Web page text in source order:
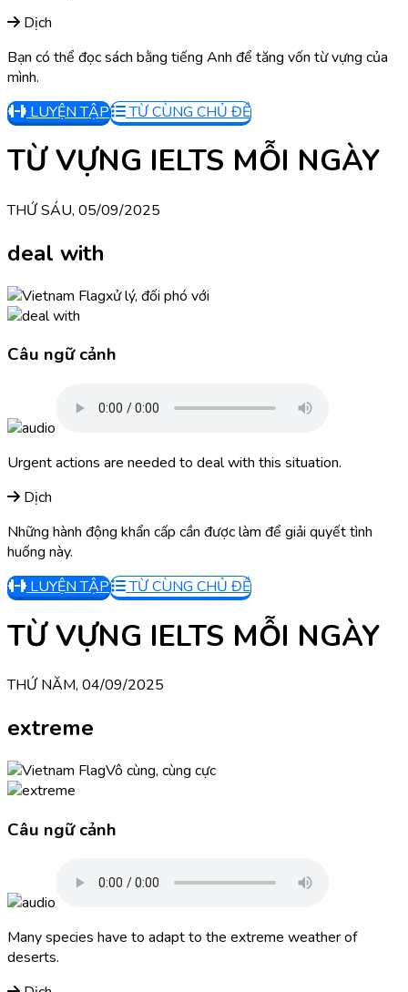
Dịch
Bạn có thể đọc sách bằng tiếng Anh để tăng vốn từ vựng của
mình.
LUYỆN TẬP
TỪ CÙNG CHỦ ĐỀ
TỪ VỰNG IELTS MỖI NGÀY
THỨ SÁU, 05/09/2025
deal with
xử lý, đối phó với
Câu ngữ cảnh
Urgent actions are needed to deal with this situation.
Dịch
Những hành động khẩn cấp cần được làm để giải quyết tình
huống này.
LUYỆN TẬP
TỪ CÙNG CHỦ ĐỀ
TỪ VỰNG IELTS MỖI NGÀY
THỨ NĂM, 04/09/2025
extreme
Vô cùng, cùng cực
Câu ngữ cảnh
Many species have to adapt to the extreme weather of
deserts.